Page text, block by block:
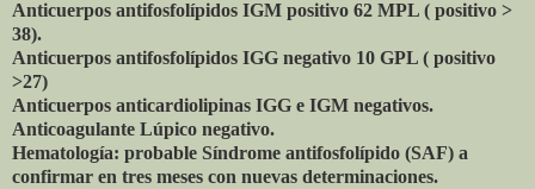
Anticuerpos antifosfolípidos IGM positivo 62 MPL ( positivo >
38).
Anticuerpos antifosfolípidos IGG negativo 10 GPL ( positivo
>27)
Anticuerpos anticardiolipinas IGG e IGM negativos.
Anticoagulante Lúpico negativo.
Hematología: probable Síndrome antifosfolípido (SAF) a
confirmar en tres meses con nuevas determinaciones.